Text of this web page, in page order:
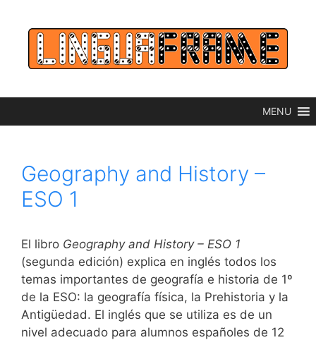
contenido
MENU
Geography and History –
ESO 1
El libro Geography and History – ESO 1
(segunda edición) explica en inglés todos los
temas importantes de geografía e historia de 1º
de la ESO: la geografía física, la Prehistoria y la
Antigüedad. El inglés que se utiliza es de un
nivel adecuado para alumnos españoles de 12